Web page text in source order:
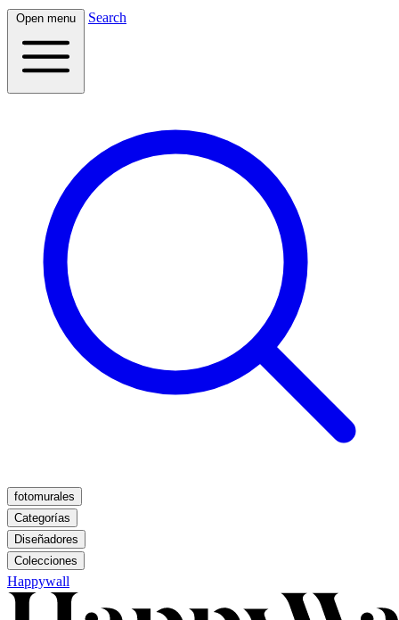
Open menu Search
fotomurales
Categorías
Diseñadores
Colecciones
Happywall